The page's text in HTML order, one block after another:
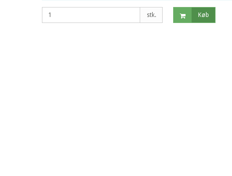
stk. Køb